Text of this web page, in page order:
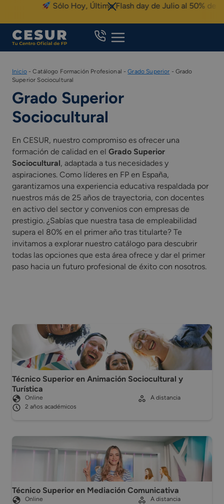
content
Sólo Hoy, Último Flash day de Julio al 50% de
Inicio-Catálogo Formación Profesional -Grado Superior - Grado
Superior Sociocultural
Grado Superior
Sociocultural
En CESUR, nuestro compromiso es ofrecer una
formación de calidad en el Grado Superior
Sociocultural, adaptada a tus necesidades y
aspiraciones. Como líderes en FP en España,
garantizamos una experiencia educativa respaldada por
nuestros más de 25 años de trayectoria, con docentes
en activo del sector y convenios con empresas de
prestigio. ¿Sabías que nuestra tasa de empleabilidad
supera el 80% en el primer año tras titularte? Te
invitamos a explorar nuestro catálogo para descubrir
todas las opciones que esta área ofrece y dar el primer
paso hacia un futuro profesional de éxito con nosotros.
Técnico Superior en Animación Sociocultural y
Turística
Online
2 años académicos
A distancia
Técnico Superior en Mediación Comunicativa
Online
A distancia